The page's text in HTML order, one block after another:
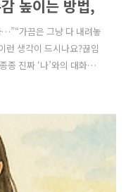
높이는 방법,
존감 회복)
가끔은 그냥 다 내려놓
생각이 드시나요?끊임
종 진짜 ‘나’와의 대화를
마음,남과 끊임없이 비교
다.🎯 왜 자연 속에서 혼자
은 우리에게 있는 그대로
, 물소리 속에 있으면,더
순간, 이대로 충분히 가
되죠.일본의 ‘신린요쿠(森